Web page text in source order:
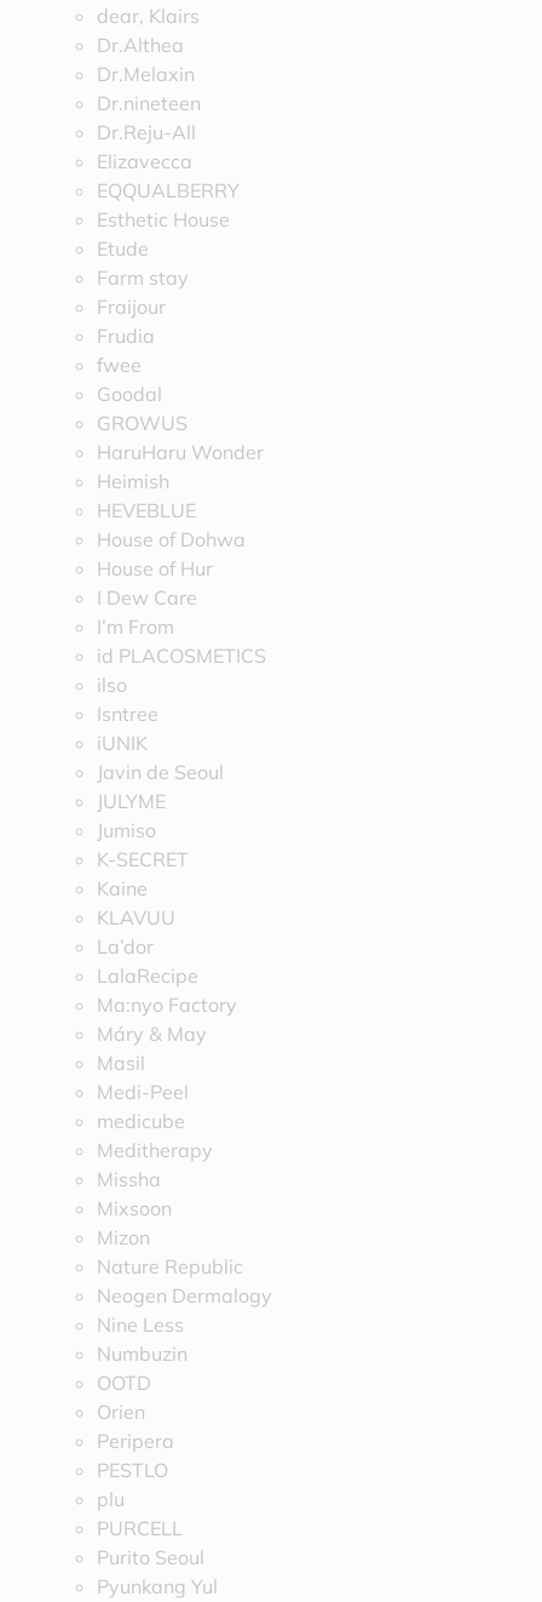
dear, Klairs
Dr.Althea
Dr.Melaxin
Dr.nineteen
Dr.Reju-All
Elizavecca
EQQUALBERRY
Esthetic House
Etude
Farm stay
Fraijour
Frudia
fwee
Goodal
GROWUS
HaruHaru Wonder
Heimish
HEVEBLUE
House of Dohwa
House of Hur
I Dew Care
I’m From
id PLACOSMETICS
ilso
Isntree
iUNIK
Javin de Seoul
JULYME
Jumiso
K-SECRET
Kaine
KLAVUU
La’dor
LalaRecipe
Ma:nyo Factory
Máry & May
Masil
Medi-Peel
medicube
Meditherapy
Missha
Mixsoon
Mizon
Nature Republic
Neogen Dermalogy
Nine Less
Numbuzin
OOTD
Orien
Peripera
PESTLO
plu
PURCELL
Purito Seoul
Pyunkang Yul